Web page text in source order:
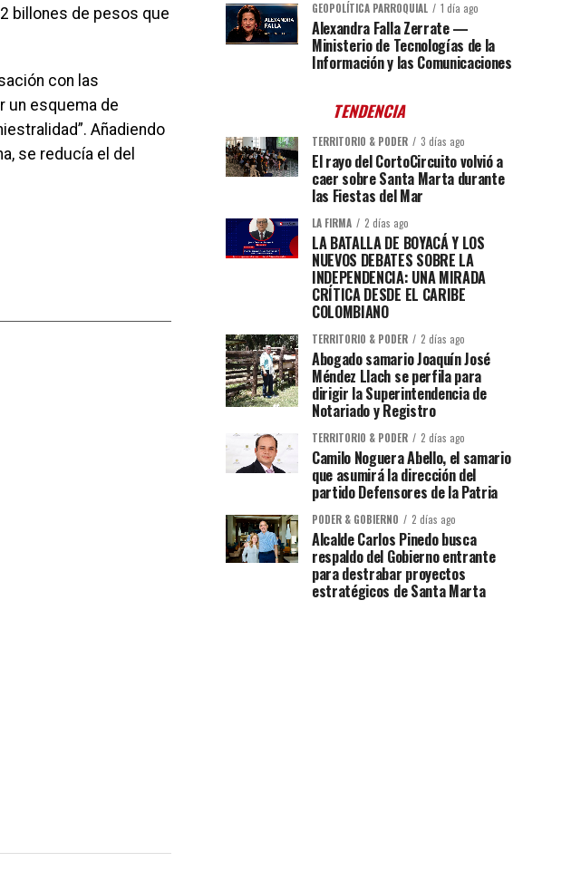
billones de pesos que
con las
un esquema de
Añadiendo
se reducía el del
GEOPOLÍTICA PARROQUIAL 1 día ago
Alexandra Falla Zerrate —
Ministerio de Tecnologías de la
Información y las Comunicaciones
TENDENCIA
TERRITORIO & PODER 3 días ago
El rayo del CortoCircuito volvió a
caer sobre Santa Marta durante
las Fiestas del Mar
LA FIRMA 2 días ago
LA BATALLA DE BOYACÁ Y LOS
NUEVOS DEBATES SOBRE LA
INDEPENDENCIA: UNA MIRADA
CRÍTICA DESDE EL CARIBE
COLOMBIANO
TERRITORIO & PODER 2 días ago
Abogado samario Joaquín José
Méndez Llach se perfila para
dirigir la Superintendencia de
Notariado y Registro
TERRITORIO & PODER 2 días ago
Camilo Noguera Abello, el samario
que asumirá la dirección del
partido Defensores de la Patria
PODER & GOBIERNO 2 días ago
Alcalde Carlos Pinedo busca
respaldo del Gobierno entrante
para destrabar proyectos
estratégicos de Santa Marta